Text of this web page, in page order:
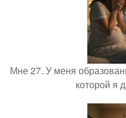
Мне 27. У меня
которой я